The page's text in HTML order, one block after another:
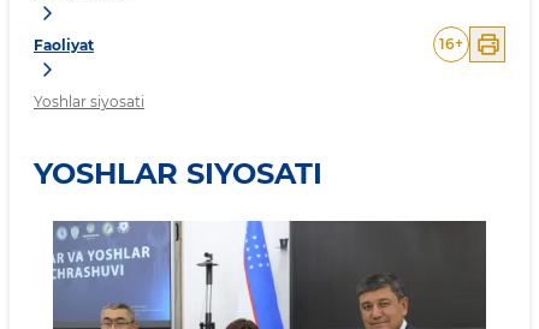
Faoliyat
Yoshlar siyosati
16+
YOSHLAR SIYOSATI